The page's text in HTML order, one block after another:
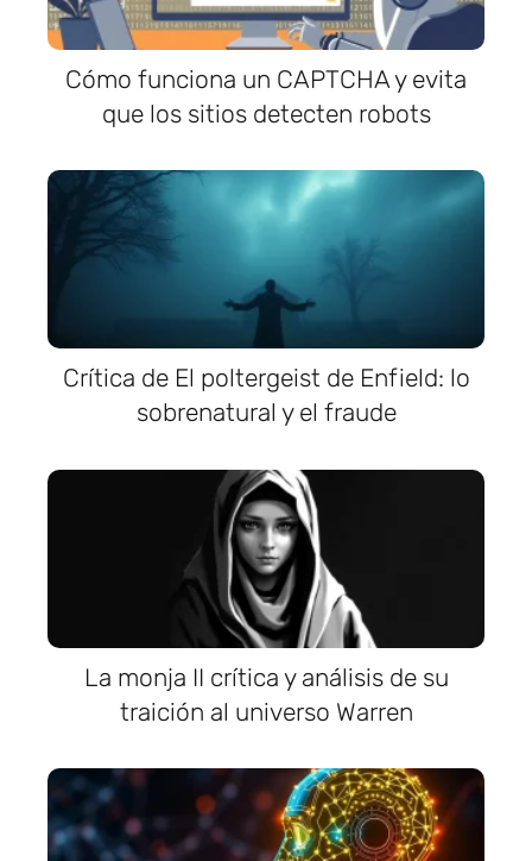
Cómo funciona un CAPTCHA y evita
que los sitios detecten robots
Crítica de El poltergeist de Enfield: lo
sobrenatural y el fraude
La monja II crítica y análisis de su
traición al universo Warren